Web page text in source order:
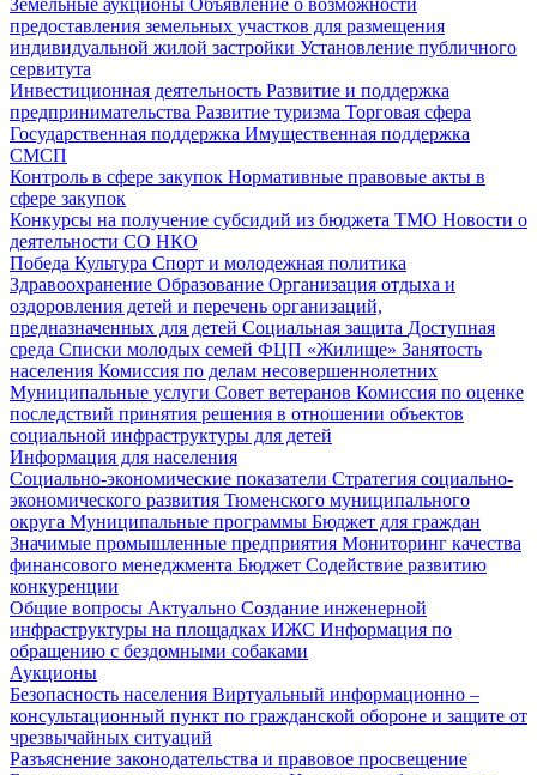
Земельные аукционы Объявление о возможности
предоставления земельных участков для размещения
индивидуальной жилой застройки Установление публичного
сервитута
Инвестиционная деятельность Развитие и поддержка
предпринимательства Развитие туризма Торговая сфера
Государственная поддержка Имущественная поддержка
СМСП
Контроль в сфере закупок Нормативные правовые акты в
сфере закупок
Конкурсы на получение субсидий из бюджета ТМО Новости о
деятельности СО НКО
Победа Культура Спорт и молодежная политика
Здравоохранение Образование Организация отдыха и
оздоровления детей и перечень организаций,
предназначенных для детей Социальная защита Доступная
среда Списки молодых семей ФЦП «Жилище» Занятость
населения Комиссия по делам несовершеннолетних
Муниципальные услуги Совет ветеранов Комиссия по оценке
последствий принятия решения в отношении объектов
социальной инфраструктуры для детей
Информация для населения
Социально-экономические показатели Стратегия социально-
экономического развития Тюменского муниципального
округа Муниципальные программы Бюджет для граждан
Значимые промышленные предприятия Мониторинг качества
финансового менеджмента Бюджет Содействие развитию
конкуренции
Общие вопросы Актуально Создание инженерной
инфраструктуры на площадках ИЖС Информация по
обращению с бездомными собаками
Аукционы
Безопасность населения Виртуальный информационно –
консультационный пункт по гражданской обороне и защите от
чрезвычайных ситуаций
Разъяснение законодательства и правовое просвещение